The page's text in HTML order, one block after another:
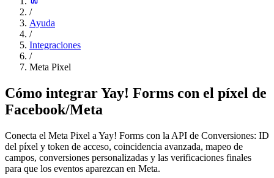
/
Ayuda
/
Integraciones
/
Meta Pixel
Cómo integrar Yay! Forms con el píxel de
Facebook/Meta
Conecta el Meta Pixel a Yay! Forms con la API de Conversiones: ID
del píxel y token de acceso, coincidencia avanzada, mapeo de
campos, conversiones personalizadas y las verificaciones finales
para que los eventos aparezcan en Meta.